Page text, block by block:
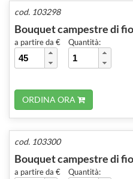
cod. 103298
Bouquet campestre di
a partire da € Quantità:
ORDINA ORA
cod. 103300
Bouquet campestre di
a partire da € Quantità: